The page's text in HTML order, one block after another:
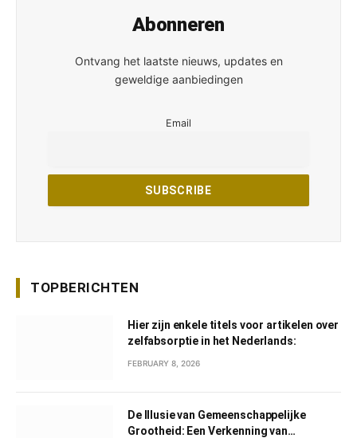
Abonneren
Ontvang het laatste nieuws, updates en
geweldige aanbiedingen
Email
TOPBERICHTEN
Hier zijn enkele titels voor artikelen over
zelfabsorptie in het Nederlands:
FEBRUARY 8, 2026
De Illusie van Gemeenschappelijke
Grootheid: Een Verkenning van